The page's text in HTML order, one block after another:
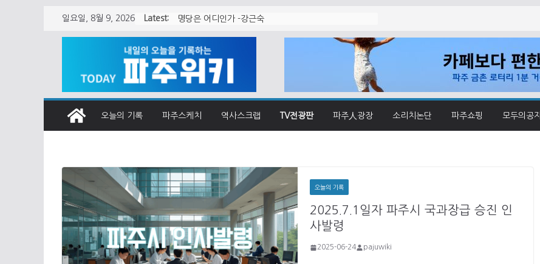
Skip일요일, 8월 9, 2026 Latest: 월롱면 청사 어떻게 지어졌나
오늘의 기록 파주스케치 역사스크랩 TV전광판 파주人광장 소리치논단 파주쇼핑 모두의공지
오늘의 기록
2025.7.1일자 파주시 국과장급 승진 인
사발령
2025-06-24 pajuwiki